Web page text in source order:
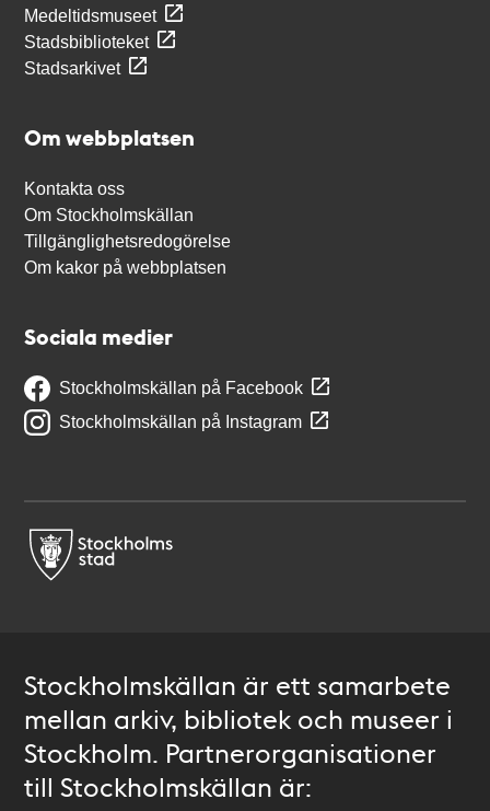
Medeltidsmuseet
Stadsbiblioteket
Stadsarkivet
Om webbplatsen
Kontakta oss
Om Stockholmskällan
Tillgänglighetsredogörelse
Om kakor på webbplatsen
Sociala medier
Stockholmskällan på Facebook
Stockholmskällan på Instagram
Stockholmskällan är ett samarbete
mellan arkiv, bibliotek och museer i
Stockholm. Partnerorganisationer
till Stockholmskällan är: